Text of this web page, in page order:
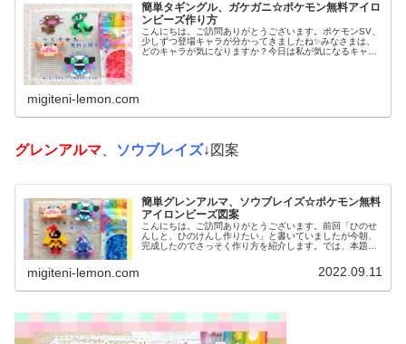
簡単タギングル、ガケガニ☆ポケモン無料アイロ
ンビーズ作り方
こんにちは。ご訪問ありがとうございます。ポケモンSV、
少しずつ登場キャラが分かってきましたね✨みなさまは、
どのキャラが気になりますか？今日は私が気になるキャラ
migiteni-lemon.com
グレンアルマ ソウブレイズ↓図案
簡単グレンアルマ、ソウブレイズ☆ポケモン無料
アイロンビーズ図案
こんにちは。ご訪問ありがとうございます。前回「ひのせ
んしと、ひのけんし作りたい」と書いていましたが今朝、
完成したのでさっそく作り方を紹介します。では、本題へ↓
migiteni-lemon.com 2022.09.11